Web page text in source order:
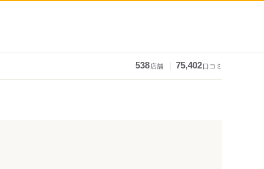
538店舗 75,402口コミ